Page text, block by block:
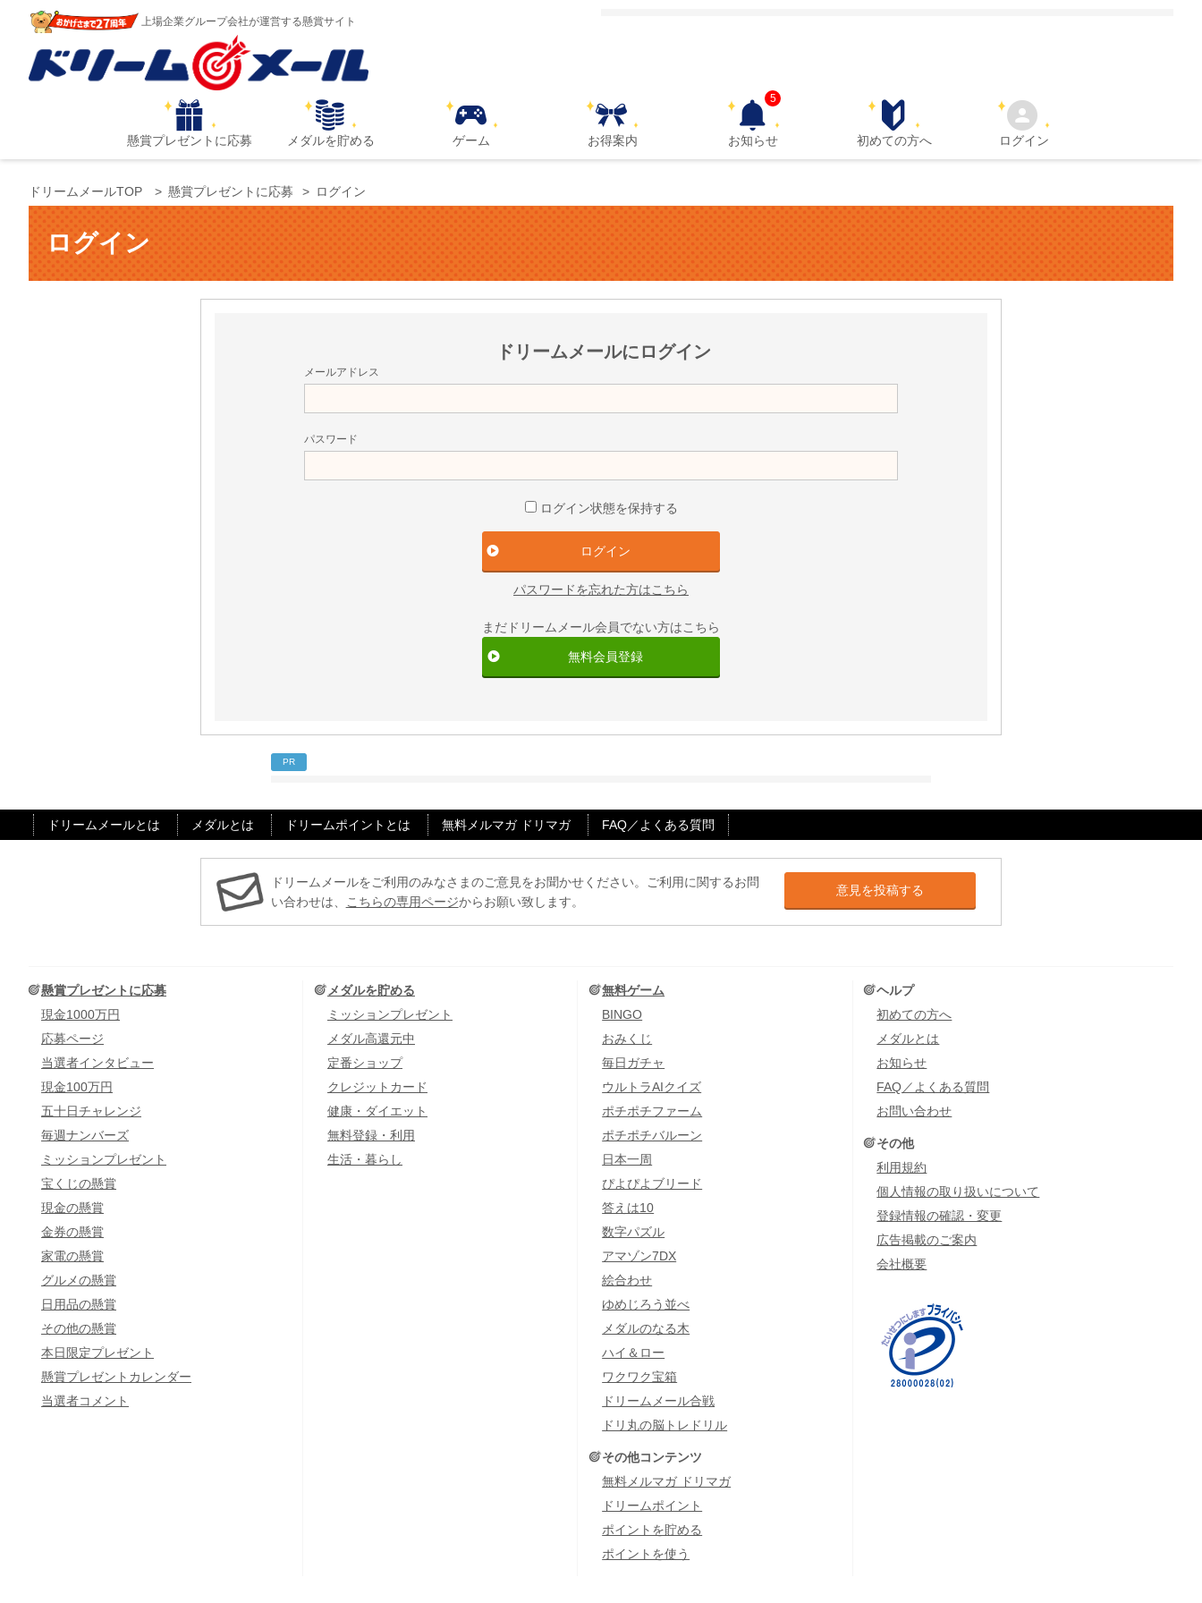
上場企業グループ会社が運営する懸賞サイト
懸賞プレゼントに応募 メダルを貯める ゲーム お得案内 お知らせ
5
初めての方へ ログイン
ドリームメールTOP 懸賞プレゼントに応募 ログイン
ログイン
ドリームメールにログイン
メールアドレス
パスワード
ログイン状態を保持する
パスワードを忘れた方はこちら
まだドリームメール会員でない方はこちら
無料会員登録
PR
ドリームメールとは メダルとは ドリームポイントとは 無料メルマガ ドリマガ FAQ／よくある質問
ドリームメールをご利用のみなさまのご意見をお聞かせください。ご利用に関するお問
い合わせは、
こちらの専用ページからお願い致します。
意見を投稿する
懸賞プレゼントに応募
現金1000万円
応募ページ
当選者インタビュー
現金100万円
五十日チャレンジ
毎週ナンバーズ
ミッションプレゼント
宝くじの懸賞
現金の懸賞
金券の懸賞
家電の懸賞
グルメの懸賞
日用品の懸賞
その他の懸賞
本日限定プレゼント
懸賞プレゼントカレンダー
当選者コメント
メダルを貯める
ミッションプレゼント
メダル高還元中
定番ショップ
クレジットカード
健康・ダイエット
無料登録・利用
生活・暮らし
無料ゲーム
BINGO
おみくじ
毎日ガチャ
ウルトラAIクイズ
ポチポチファーム
ポチポチバルーン
日本一周
ぴよぴよブリード
答えは10
数字パズル
アマゾン7DX
絵合わせ
ゆめじろう並べ
メダルのなる木
ハイ＆ロー
ワクワク宝箱
ドリームメール合戦
ドリ丸の脳トレドリル
その他コンテンツ
無料メルマガ ドリマガ
ドリームポイント
ポイントを貯める
ポイントを使う
ヘルプ
初めての方へ
メダルとは
お知らせ
FAQ／よくある質問
お問い合わせ
その他
利用規約
個人情報の取り扱いについて
登録情報の確認・変更
広告掲載のご案内
会社概要